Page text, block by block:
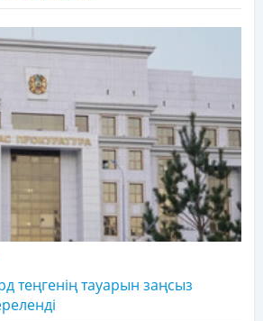
теңгенің тауарын заңсыз